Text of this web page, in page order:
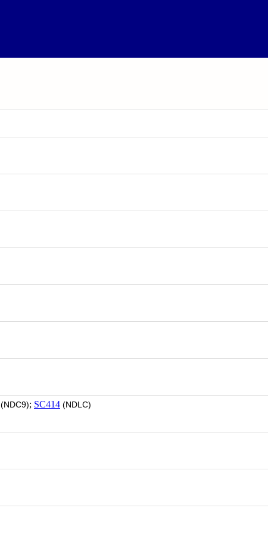
(NDC9); SC414 (NDLC)